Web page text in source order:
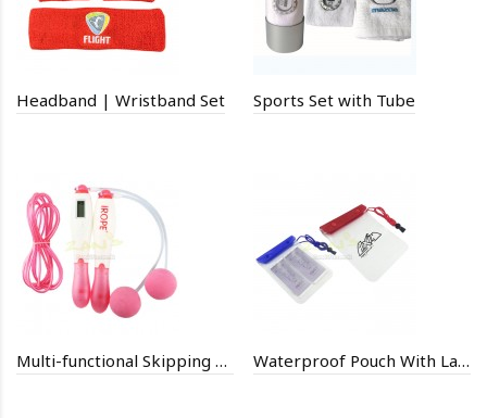
Headband | Wristband Set Sports Set with Tube
Multi-functional Skipping Rope Waterproof Pouch With Lanyard